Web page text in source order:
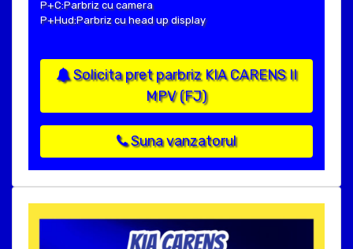
P+C:Parbriz cu camera
P+Hud:Parbriz cu head up display
Solicita pret parbriz KIA CARENS II
MPV (FJ)
Suna vanzatorul